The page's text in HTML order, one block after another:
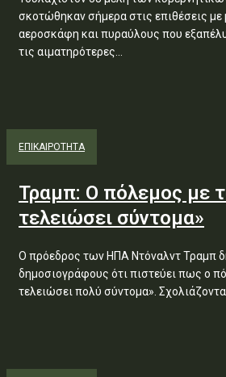
σκοτώθηκαν σήμερα στις επιθέσεις
αεροσκάφη και πυραύλους που
τις αιματηρότερες...
ΕΠΙΚΑΙΡΟΤΗΤΑ
Τραμπ: Ο πόλεμος με
τελειώσει σύντομα»
Ο πρόεδρος των ΗΠΑ Ντόναλντ Τραμπ
δημοσιογράφους ότι πιστεύει πως ο
τελειώσει πολύ